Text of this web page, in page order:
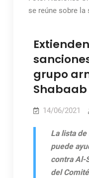
se reúne sobre
grupo
14/06/2021
La lista
puede
contra Al-
del